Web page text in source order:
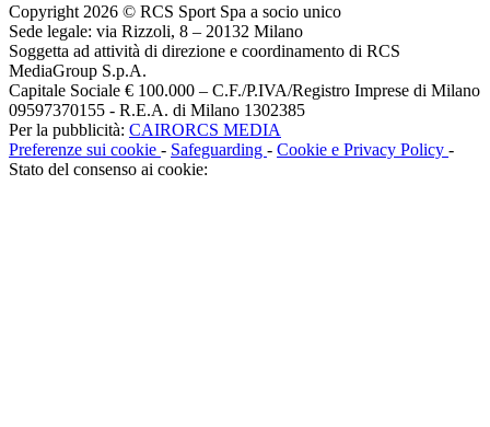
Copyright 2026 © RCS Sport Spa a socio unico
Sede legale: via Rizzoli, 8 – 20132 Milano
Soggetta ad attività di direzione e coordinamento di RCS
MediaGroup S.p.A.
Capitale Sociale € 100.000 – C.F./P.IVA/Registro Imprese di Milano
09597370155 - R.E.A. di Milano 1302385
Per la pubblicità: CAIRORCS MEDIA
Preferenze sui cookie - Safeguarding - Cookie e Privacy Policy -
Stato del consenso ai cookie: